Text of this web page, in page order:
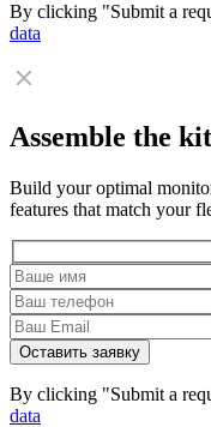
By clicking "Submit a
data
Assemble the kit
Build your optimal
features that match your
By clicking "Submit a
data